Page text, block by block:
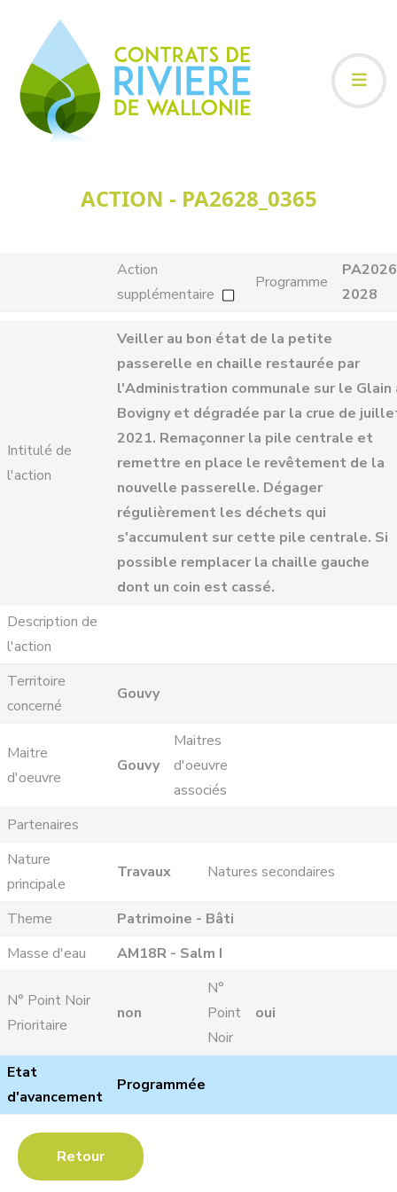
ACTION - PA2628_0365
Action
supplémentaire
Programme
2028
Intitulé de
l'action
Veiller au bon état de la petite
passerelle en chaille restaurée par
l'Administration communale sur le Glain
Bovigny et dégradée par la crue de
2021. Remaçonner la pile centrale et
remettre en place le revêtement de la
nouvelle passerelle. Dégager
régulièrement les déchets qui
s'accumulent sur cette pile centrale. Si
possible remplacer la chaille gauche
dont un coin est cassé.
Description de
l'action
Territoire
concerné
Gouvy
Maitre
d'oeuvre
Gouvy
Maitres
d'oeuvre
associés
Partenaires
Nature
principale
Travaux Natures secondaires
Theme
Patrimoine - Bâti
Masse d'eau
AM18R - Salm I
N° Point Noir
Prioritaire
non
N°
Point
Noir
oui
Etat
d'avancement
Programmée
Retour